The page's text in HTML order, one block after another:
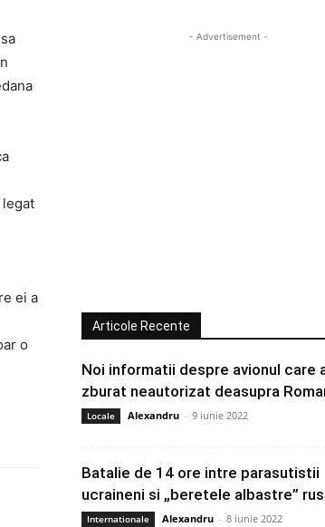
legat
ei a
o
- Advertisement -
Articole Recente
Noi informatii despre avionul care
zburat neautorizat deasupra
Locale Alexandru - 9 iunie 2022
Batalie de 14 ore intre parasutistii
ucraineni si „beretele albastre”
Internationale Alexandru - 8 iunie 2022